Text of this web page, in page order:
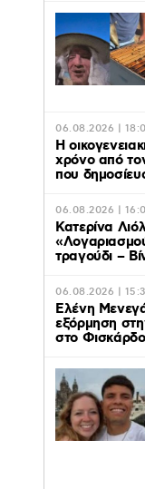
06.08.2026 |
Η
χρόνο από
που
06.08.2026 |
Κατερίνα
τραγούδι –
06.08.2026 |
Ελένη
εξόρμηση
στο